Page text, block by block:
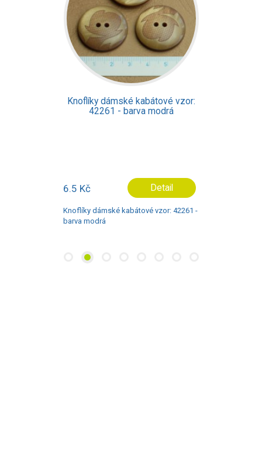
Knoflíky dámské kabátové vzor:
42261 - barva modrá
6.5 Kč Detail
Knoflíky dámské kabátové vzor: 42261 -
barva modrá